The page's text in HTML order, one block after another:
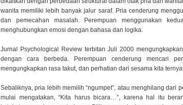
wanita memiliki lebih banyak jalur saraf. Pria cenderung
dan pemecahan masalah. Perempuan menggunakan
menghubungkan emosi dengan bahasa dan logika.
Jurnal Psychological Review terbitan Juli 2000
dengan cara berbeda. Perempuan cenderung mencari
mengungkapkan rasa takut, dan perhatian dari sesama kita
Sebaliknya, pria lebih memilih “ngumpet”, atau menghilang dari
mulai mengatakan, “Kita harus bicara…”, karena hal itu